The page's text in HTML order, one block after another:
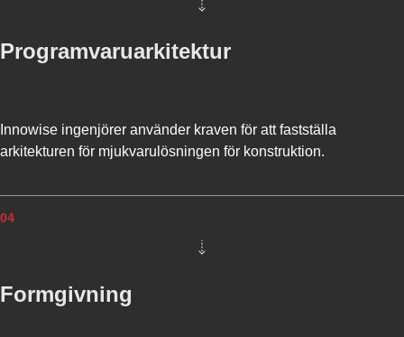
N
E
L
I
G
(
)
S
Programvaruarkitektur
Innowise ingenjörer använder kraven för att fastställa
arkitekturen för mjukvarulösningen för konstruktion.
04
Formgivning